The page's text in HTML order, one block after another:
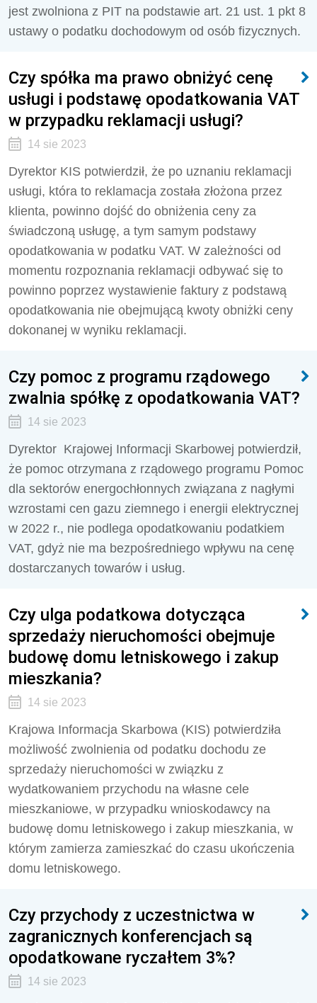
jest zwolniona z PIT na podstawie art. 21 ust. 1 pkt 8
ustawy o podatku dochodowym od osób fizycznych.
Czy spółka ma prawo obniżyć cenę
usługi i podstawę opodatkowania VAT
w przypadku reklamacji usługi?
14 sie 2023
Dyrektor KIS potwierdził, że po uznaniu reklamacji
usługi, która to reklamacja została złożona przez
klienta, powinno dojść do obniżenia ceny za
świadczoną usługę, a tym samym podstawy
opodatkowania w podatku VAT. W zależności od
momentu rozpoznania reklamacji odbywać się to
powinno poprzez wystawienie faktury z podstawą
opodatkowania nie obejmującą kwoty obniżki ceny
dokonanej w wyniku reklamacji.
Czy pomoc z programu rządowego
zwalnia spółkę z opodatkowania VAT?
14 sie 2023
Dyrektor Krajowej Informacji Skarbowej potwierdził,
że pomoc otrzymana z rządowego programu Pomoc
dla sektorów energochłonnych związana z nagłymi
wzrostami cen gazu ziemnego i energii elektrycznej
w 2022 r., nie podlega opodatkowaniu podatkiem
VAT, gdyż nie ma bezpośredniego wpływu na cenę
dostarczanych towarów i usług.
Czy ulga podatkowa dotycząca
sprzedaży nieruchomości obejmuje
budowę domu letniskowego i zakup
mieszkania?
14 sie 2023
Krajowa Informacja Skarbowa (KIS) potwierdziła
możliwość zwolnienia od podatku dochodu ze
sprzedaży nieruchomości w związku z
wydatkowaniem przychodu na własne cele
mieszkaniowe, w przypadku wnioskodawcy na
budowę domu letniskowego i zakup mieszkania, w
którym zamierza zamieszkać do czasu ukończenia
domu letniskowego.
Czy przychody z uczestnictwa w
zagranicznych konferencjach są
opodatkowane ryczałtem 3%?
14 sie 2023